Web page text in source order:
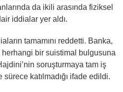
da ikili arasında fiziksel
iddialar yer aldı.
tamamını reddetti. Banka,
bir suistimal bulgusuna
soruşturmaya tam iş
sürece katılmadığı ifade edildi.